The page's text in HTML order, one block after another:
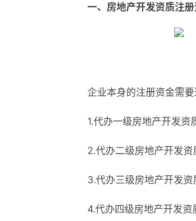
一、房地产开发资质注
企业本身的注册资金需要
1.代办一级房地产开发
2.代办二级房地产开发
3.代办三级房地产开发
4.代办四级房地产开发